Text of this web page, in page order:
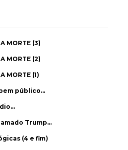
MORTE (3)
MORTE (2)
MORTE (1)
público…
Trump…
(4 e fim)